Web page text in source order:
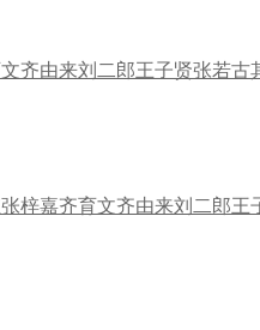
齐由来刘二郎王子贤张若古
张梓嘉齐育文齐由来刘二郎王